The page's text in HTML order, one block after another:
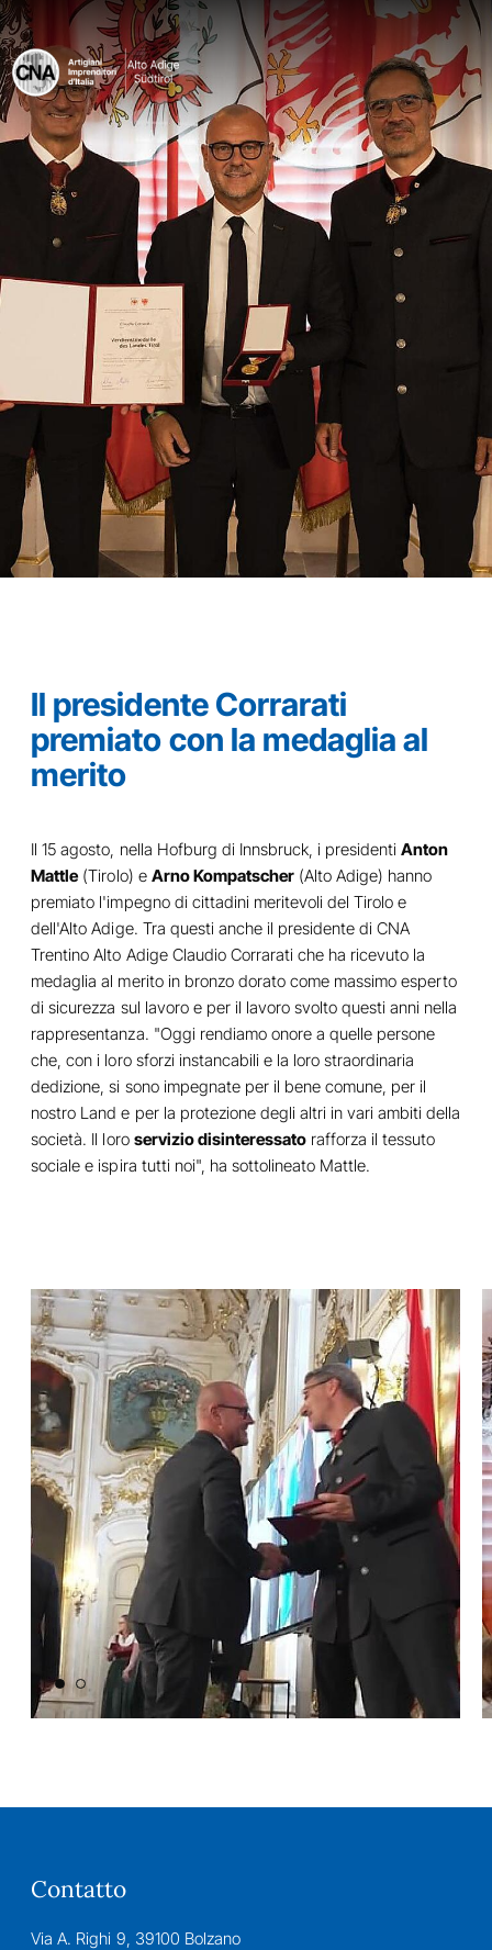
Il presidente Corrarati
premiato con la medaglia al
merito
Il 15 agosto, nella Hofburg di Innsbruck, i presidentiAnton
Mattle(Tirolo) e Arno Kompatscher(Alto Adige) hanno
premiato l'impegno di cittadini meritevoli del Tirolo e
dell'Alto Adige. Tra questi anche il presidente di CNA
Trentino Alto Adige Claudio Corrarati che ha ricevuto la
medaglia al merito in bronzo dorato come massimo esperto
di sicurezza sul lavoro e per il lavoro svolto questi anni nella
rappresentanza. "Oggi rendiamo onore a quelle persone
che, con i loro sforzi instancabili e la loro straordinaria
dedizione, si sono impegnate per il bene comune, per il
nostro Land e per la protezione degli altri in vari ambiti della
società. Il loro servizio disinteressato rafforza il tessuto
sociale e ispira tutti noi", ha sottolineato Mattle.
Contatto
Via A. Righi 9, 39100 Bolzano